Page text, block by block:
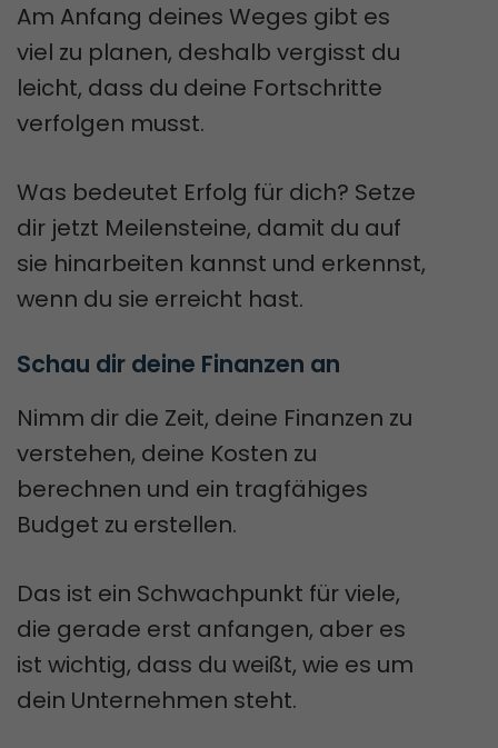
Am Anfang deines Weges gibt es
viel zu planen, deshalb vergisst du
leicht, dass du deine Fortschritte
verfolgen musst.
Was bedeutet Erfolg für dich? Setze
dir jetzt Meilensteine, damit du auf
sie hinarbeiten kannst und erkennst,
wenn du sie erreicht hast.
Schau dir deine Finanzen an
Nimm dir die Zeit, deine Finanzen zu
verstehen, deine Kosten zu
berechnen und ein tragfähiges
Budget zu erstellen.
Das ist ein Schwachpunkt für viele,
die gerade erst anfangen, aber es
ist wichtig, dass du weißt, wie es um
dein Unternehmen steht.